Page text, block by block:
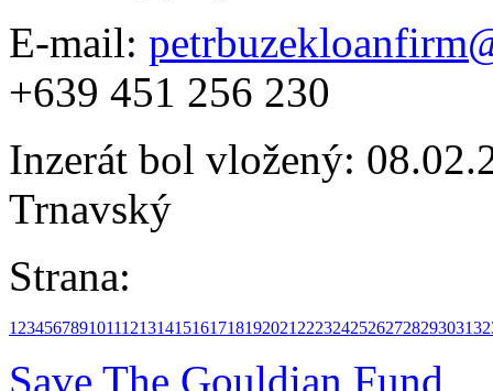
E-mail:
+639 451 256 230
Inzerát bol vložený:
Trnavský
Strana:
1 23456789101112131415161718192021 2223242526272829303132
Save The Gouldian Fund